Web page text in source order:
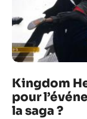
Kingdom
pour
la saga ?